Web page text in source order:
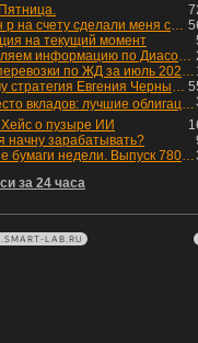
10 млн р на счету сделали меня счастливым? Ожидание vs Реальность!
на текущий момент
Обновляем информацию по Диасофту: дивиденды и выкуп
Грузоперевозки по ЖД за июль 2026 г. — четвёртый месяц подряд роста, чёрные металлы на уровне прошлого года, а каменный уголь в плюсе.
Почему стратегия Евгения Черных приведет вас к убыткам в 2026 году
👌 Вместо вкладов: лучшие облигации — только супер надёжные
о пузыре ИИ
начну зарабатывать?
Лучшие бумаги недели. Выпуск 780 – обновления для пятницы
за 24 часа
LAB.RU